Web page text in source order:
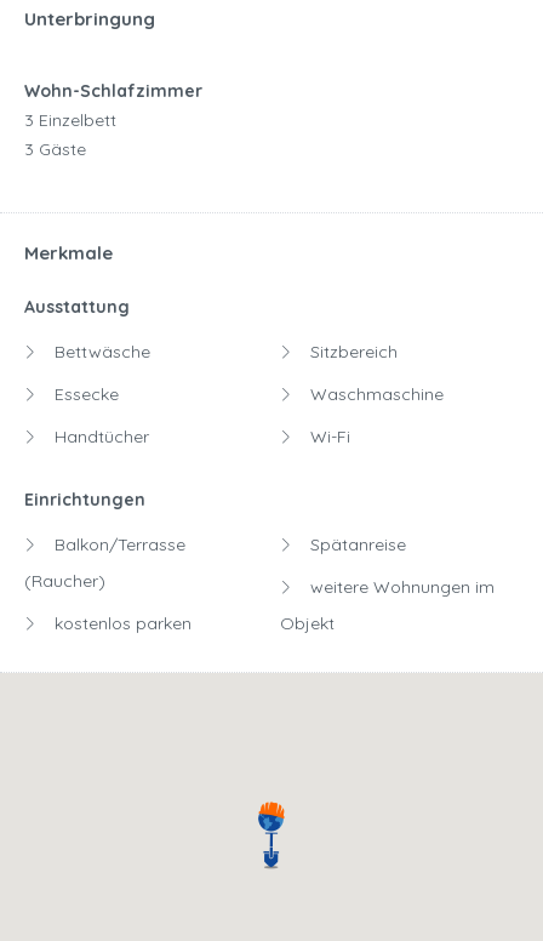
Unterbringung
Wohn-Schlafzimmer
3 Einzelbett
3 Gäste
Merkmale
Ausstattung
Bettwäsche
Essecke
Handtücher
Sitzbereich
Waschmaschine
Wi-Fi
Einrichtungen
Balkon/Terrasse
(Raucher)
kostenlos parken
Spätanreise
weitere Wohnungen im
Objekt